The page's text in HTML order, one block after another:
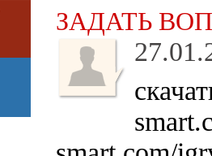
ЗАДАТЬ